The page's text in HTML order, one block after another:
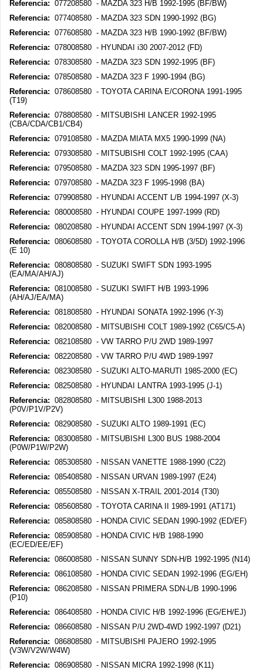
Referencia: 077208580 - MAZDA 323 H/B 1992-1995 (BF/BW)
Referencia: 077408580 - MAZDA 323 SDN 1990-1992 (BG)
Referencia: 077608580 - MAZDA 323 H/B 1990-1992 (BF/BW)
Referencia: 078008580 - HYUNDAI i30 2007-2012 (FD)
Referencia: 078308580 - MAZDA 323 SDN 1992-1995 (BF)
Referencia: 078508580 - MAZDA 323 F 1990-1994 (BG)
Referencia: 078608580 - TOYOTA CARINA E/CORONA 1991-1995
(T19)
Referencia: 078808580 - MITSUBISHI LANCER 1992-1995
(CBA/CDA/CB1/CB4)
Referencia: 079108580 - MAZDA MIATA MX5 1990-1999 (NA)
Referencia: 079308580 - MITSUBISHI COLT 1992-1995 (CAA)
Referencia: 079508580 - MAZDA 323 SDN 1995-1997 (BF)
Referencia: 079708580 - MAZDA 323 F 1995-1998 (BA)
Referencia: 079908580 - HYUNDAI ACCENT L/B 1994-1997 (X-3)
Referencia: 080008580 - HYUNDAI COUPE 1997-1999 (RD)
Referencia: 080208580 - HYUNDAI ACCENT SDN 1994-1997 (X-3)
Referencia: 080608580 - TOYOTA COROLLA H/B (3/5D) 1992-1996
(E 10)
Referencia: 080808580 - SUZUKI SWIFT SDN 1993-1995
(EA/MA/AH/AJ)
Referencia: 081008580 - SUZUKI SWIFT H/B 1993-1996
(AH/AJ/EA/MA)
Referencia: 081808580 - HYUNDAI SONATA 1992-1996 (Y-3)
Referencia: 082008580 - MITSUBISHI COLT 1989-1992 (C65/C5-A)
Referencia: 082108580 - VW TARRO P/U 2WD 1989-1997
Referencia: 082208580 - VW TARRO P/U 4WD 1989-1997
Referencia: 082308580 - SUZUKI ALTO-MARUTI 1985-2000 (EC)
Referencia: 082508580 - HYUNDAI LANTRA 1993-1995 (J-1)
Referencia: 082808580 - MITSUBISHI L300 1988-2013
(P0V/P1V/P2V)
Referencia: 082908580 - SUZUKI ALTO 1989-1991 (EC)
Referencia: 083008580 - MITSUBISHI L300 BUS 1988-2004
(P0W/P1W/P2W)
Referencia: 085308580 - NISSAN VANETTE 1988-1990 (C22)
Referencia: 085408580 - NISSAN URVAN 1989-1997 (E24)
Referencia: 085508580 - NISSAN X-TRAIL 2001-2014 (T30)
Referencia: 085608580 - TOYOTA CARINA II 1989-1991 (AT171)
Referencia: 085808580 - HONDA CIVIC SEDAN 1990-1992 (ED/EF)
Referencia: 085908580 - HONDA CIVIC H/B 1988-1990
(EC/ED/EE/EF)
Referencia: 086008580 - NISSAN SUNNY SDN-H/B 1992-1995 (N14)
Referencia: 086108580 - HONDA CIVIC SEDAN 1992-1996 (EG/EH)
Referencia: 086208580 - NISSAN PRIMERA SDN-L/B 1990-1996
(P10)
Referencia: 086408580 - HONDA CIVIC H/B 1992-1996 (EG/EH/EJ)
Referencia: 086608580 - NISSAN P/U 2WD-4WD 1992-1997 (D21)
Referencia: 086808580 - MITSUBISHI PAJERO 1992-1995
(V3W/V2W/W4W)
Referencia: 086908580 - NISSAN MICRA 1992-1998 (K11)